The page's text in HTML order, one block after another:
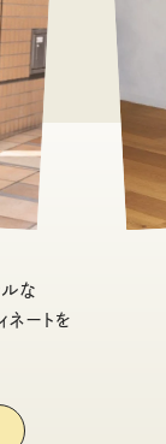
な
ネートを